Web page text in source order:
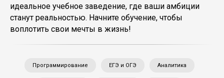
идеальное учебное заведение, где ваши амбиции
станут реальностью. Начните обучение, чтобы
воплотить свои мечты в жизнь!
Программирование ЕГЭ и ОГЭ Аналитика